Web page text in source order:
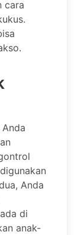
cara
Anda
di
anak-